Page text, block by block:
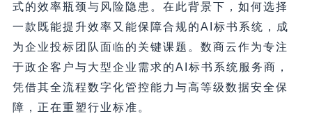
式的效率瓶颈与风险隐患。在此背景下，如何选择
一款既能提升效率又能保障合规的AI标书系统，成
为企业投标团队面临的关键课题。数商云作为专注
于政企客户与大型企业需求的AI标书系统服务商，
凭借其全流程数字化管控能力与高等级数据安全保
障，正在重塑行业标准。